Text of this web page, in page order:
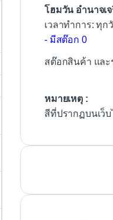
โฮมวัน อำนาจเ
เวลาทำการ: ทุก
- มีสต๊อก 0
สต๊อกสินค้า และ
หมายเหตุ :
สีที่ปรากฏบนเว็